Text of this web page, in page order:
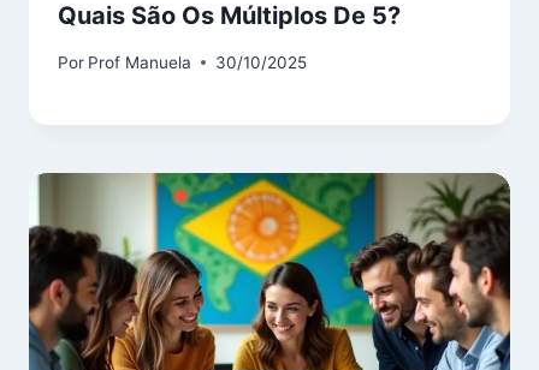
Quais São Os Múltiplos De 5?
Por Prof Manuela 30/10/2025